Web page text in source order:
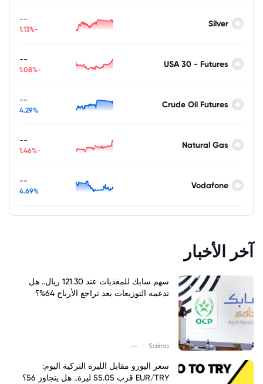
Silver
--
-1.13%
USA 30 - Futures
--
-1.08%
Crude Oil Futures
--
4.29%
Natural Gas
--
-1.46%
Vodafone
--
4.69%
آخر الأخبار
سهم سابك للمغذيات عند 121.30 ريال.. هل
تدعمه التوزيعات بعد تراجع الأرباح 64%؟
Salma
--
سعر اليورو مقابل الليرة التركية اليوم:
EUR/TRY قرب 55.05 ليرة.. هل يتجاوز 56؟